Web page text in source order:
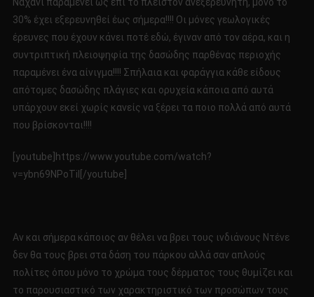
30% έχει εξερευνηθεί έως σήμερα!!!! Οι μόνες γεωλογικές
έρευνες που έχουν κάνει ποτέ εδώ, έγιναν από τον αέρα, και η
συντριπτική πλειοψηφία της δασώδης παρθένας περιοχής
παραμένει ένα αίνιγμα!!!! Σπήλαια και φαράγγια κάθε είδους
απότομες δασώδης πλάγιες και ορυχεία κάποια από αυτά
υπάρχουν εκεί χωρίς κανείς να ξέρει τα ποιο πολλά από αυτά
που βρίσκονται!!!!
[youtube]https://www.youtube.com/watch?
v=ybn69NPoTiI[/youtube]
Αν και σήμερα κάποιος αν θέλει να βρει τους ινδιάνους Ντένε
δεν θα τους βρει στα δάση του πάρκου αλλά σαν απλούς
πολίτες όπου μόνο το χρώμα τους δέρματος τους θυμίζει και
το παρουσιαστικό των χαρακτηριστικό των προσώπων τους